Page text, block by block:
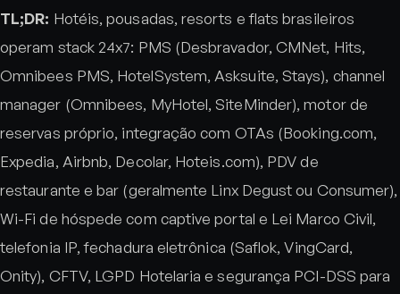
TL;DR: Hotéis, pousadas, resorts e flats brasileiros
operam stack 24x7: PMS (Desbravador, CMNet, Hits,
Omnibees PMS, HotelSystem, Asksuite, Stays), channel
manager (Omnibees, MyHotel, SiteMinder), motor de
reservas próprio, integração com OTAs (Booking.com,
Expedia, Airbnb, Decolar, Hoteis.com), PDV de
restaurante e bar (geralmente Linx Degust ou Consumer),
Wi-Fi de hóspede com captive portal e Lei Marco Civil,
telefonia IP, fechadura eletrônica (Saflok, VingCard,
Onity), CFTV, LGPD Hotelaria e segurança PCI-DSS para